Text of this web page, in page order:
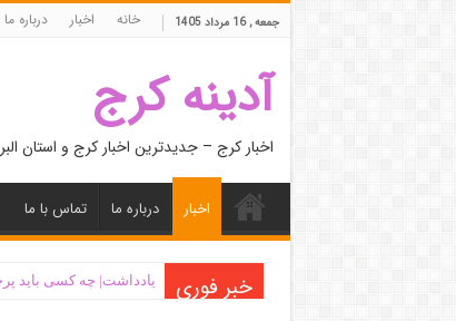
جمعه , 16 مرداد 1405 خانه اخبار درباره ما
آدینه کرج
اخبار کرج – جدیدترین اخبار کرج و استان
اخبار درباره ما تماس با ما
خبر فوری یادداشت| ‌چه کسی باید